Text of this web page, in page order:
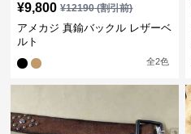
¥9,800 ¥12190(割引前)
アメカジ 真鍮バックル レザーベ
ルト
全2色